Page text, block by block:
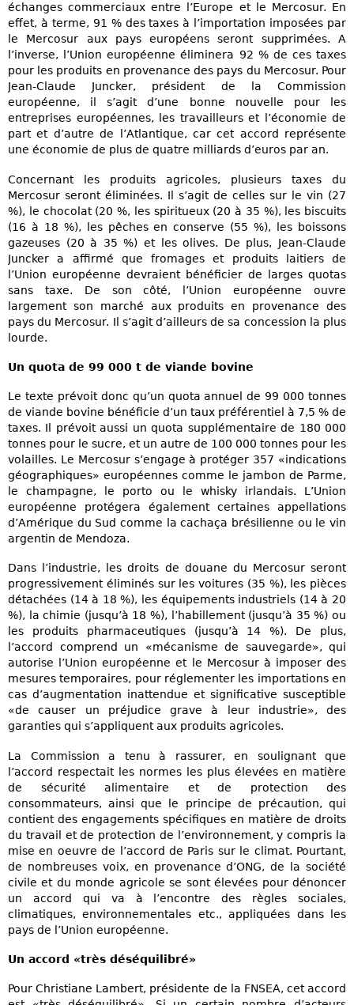
échanges commerciaux entre l’Europe et le Mercosur. En
effet, à terme, 91 % des taxes à l’importation imposées par
le Mercosur aux pays européens seront supprimées. A
l’inverse, l’Union européenne éliminera 92 % de ces taxes
pour les produits en provenance des pays du Mercosur. Pour
Jean-Claude Juncker, président de la Commission
européenne, il s’agit d’une bonne nouvelle pour les
entreprises européennes, les travailleurs et l’économie de
part et d’autre de l’Atlantique, car cet accord représente
une économie de plus de quatre milliards d’euros par an.
Concernant les produits agricoles, plusieurs taxes du
Mercosur seront éliminées. Il s’agit de celles sur le vin (27
%), le chocolat (20 %, les spiritueux (20 à 35 %), les biscuits
(16 à 18 %), les pêches en conserve (55 %), les boissons
gazeuses (20 à 35 %) et les olives. De plus, Jean-Claude
Juncker a affirmé que fromages et produits laitiers de
l’Union européenne devraient bénéficier de larges quotas
sans taxe. De son côté, l’Union européenne ouvre
largement son marché aux produits en provenance des
pays du Mercosur. Il s’agit d’ailleurs de sa concession la plus
lourde.
Un quota de 99 000 t de viande bovine
Le texte prévoit donc qu’un quota annuel de 99 000 tonnes
de viande bovine bénéficie d’un taux préférentiel à 7,5 % de
taxes. Il prévoit aussi un quota supplémentaire de 180 000
tonnes pour le sucre, et un autre de 100 000 tonnes pour les
volailles. Le Mercosur s’engage à protéger 357 «indications
géographiques» européennes comme le jambon de Parme,
le champagne, le porto ou le whisky irlandais. L’Union
européenne protégera également certaines appellations
d’Amérique du Sud comme la cachaça brésilienne ou le vin
argentin de Mendoza.
Dans l’industrie, les droits de douane du Mercosur seront
progressivement éliminés sur les voitures (35 %), les pièces
détachées (14 à 18 %), les équipements industriels (14 à 20
%), la chimie (jusqu’à 18 %), l’habillement (jusqu’à 35 %) ou
les produits pharmaceutiques (jusqu’à 14 %). De plus,
l’accord comprend un «mécanisme de sauvegarde», qui
autorise l’Union européenne et le Mercosur à imposer des
mesures temporaires, pour réglementer les importations en
cas d’augmentation inattendue et significative susceptible
«de causer un préjudice grave à leur industrie», des
garanties qui s’appliquent aux produits agricoles.
La Commission a tenu à rassurer, en soulignant que
l’accord respectait les normes les plus élevées en matière
de sécurité alimentaire et de protection des
consommateurs, ainsi que le principe de précaution, qui
contient des engagements spécifiques en matière de droits
du travail et de protection de l’environnement, y compris la
mise en oeuvre de l’accord de Paris sur le climat. Pourtant,
de nombreuses voix, en provenance d’ONG, de la société
civile et du monde agricole se sont élevées pour dénoncer
un accord qui va à l’encontre des règles sociales,
climatiques, environnementales etc., appliquées dans les
pays de l’Union européenne.
Un accord «très déséquilibré»
Pour Christiane Lambert, présidente de la FNSEA, cet accord